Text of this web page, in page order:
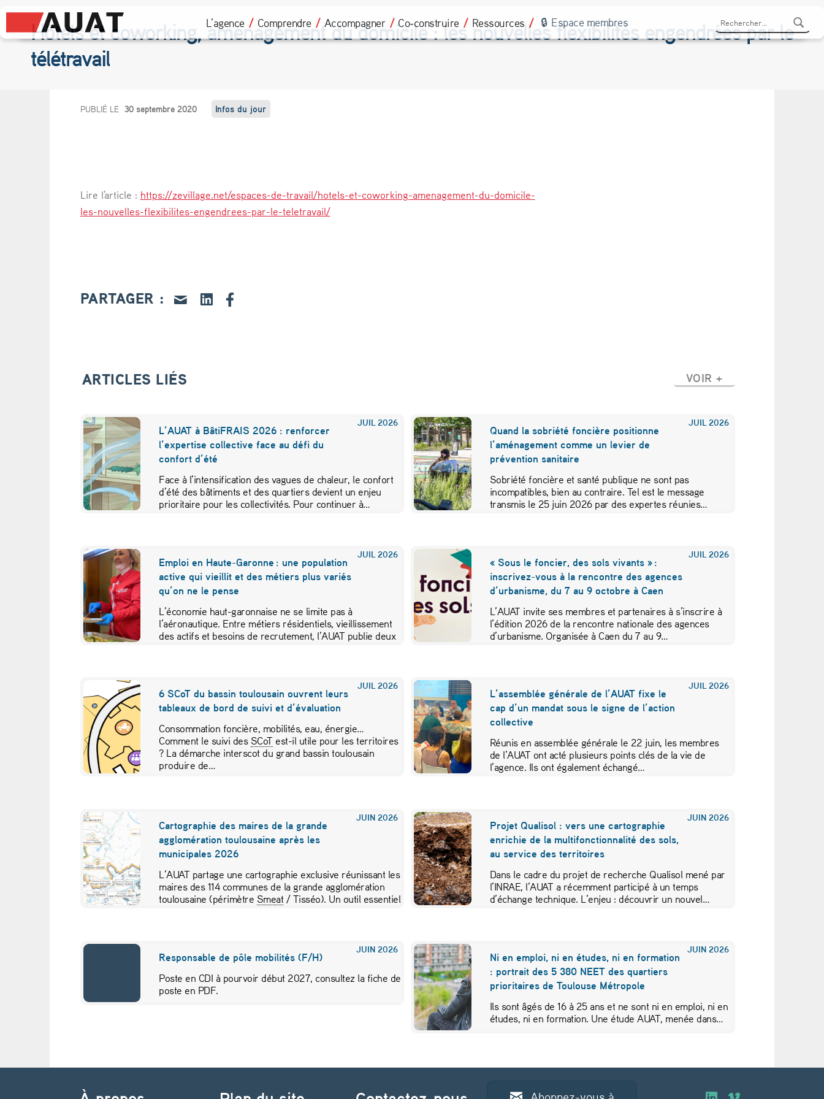
L’agence Comprendre Accompagner Co-construire Ressources Espace membres
Hôtels et coworking, aménagement du domicile : les nouvelles flexibilités engendrées par le
télétravail
H
e
l
t
w
r
k
i
n
,
a
m
é
a
g
e
m
n
t
d
u
o
i
i
l
PUBLIÉ LE 30 septembre 2020 Infos du jour
Lire l'article : https://zevillage.net/espaces-de-travail/hotels-et-coworking-amenagement-du-domicile-
les-nouvelles-flexibilites-engendrees-par-le-teletravail/
PARTAGER :
ARTICLES LIÉS VOIR +
JUIL 2026
L’AUAT à BâtiFRAIS 2026 : renforcer
l’expertise collective face au défi du
confort d’été
Face à l’intensification des vagues de chaleur, le confort
d’été des bâtiments et des quartiers devient un enjeu
prioritaire pour les collectivités. Pour continuer à…
JUIL 2026
Quand la sobriété foncière positionne
l’aménagement comme un levier de
prévention sanitaire
Sobriété foncière et santé publique ne sont pas
incompatibles, bien au contraire. Tel est le message
transmis le 25 juin 2026 par des expertes réunies…
JUIL 2026
Emploi en Haute-Garonne : une population
active qui vieillit et des métiers plus variés
qu’on ne le pense
L’économie haut-garonnaise ne se limite pas à
l’aéronautique. Entre métiers résidentiels, vieillissement
des actifs et besoins de recrutement, l’AUAT publie deux
JUIL 2026
« Sous le foncier, des sols vivants » :
inscrivez-vous à la rencontre des agences
d’urbanisme, du 7 au 9 octobre à Caen
L’AUAT invite ses membres et partenaires à s’inscrire à
l’édition 2026 de la rencontre nationale des agences
d’urbanisme. Organisée à Caen du 7 au 9…
JUIL 2026
6 SCoT du bassin toulousain ouvrent leurs
tableaux de bord de suivi et d’évaluation
Consommation foncière, mobilités, eau, énergie…
Comment le suivi des SCoT est-il utile pour les territoires
? La démarche interscot du grand bassin toulousain
produire de…
JUIL 2026
L’assemblée générale de l’AUAT fixe le
cap d’un mandat sous le signe de l’action
collective
Réunis en assemblée générale le 22 juin, les membres
de l’AUAT ont acté plusieurs points clés de la vie de
l’agence. Ils ont également échangé…
JUIN 2026
Cartographie des maires de la grande
agglomération toulousaine après les
municipales 2026
L’AUAT partage une cartographie exclusive réunissant les
maires des 114 communes de la grande agglomération
toulousaine (périmètre Smeat/ Tisséo). Un outil essentiel
JUIN 2026
Projet Qualisol : vers une cartographie
enrichie de la multifonctionnalité des sols,
au service des territoires
Dans le cadre du projet de recherche Qualisol mené par
l’INRAE, l’AUAT a récemment participé à un temps
d’échange technique. L’enjeu : découvrir un nouvel…
JUIN 2026
Responsable de pôle mobilités (F/H)
Poste en CDI à pourvoir début 2027, consultez la fiche de
poste en PDF.
JUIN 2026
Ni en emploi, ni en études, ni en formation
: portrait des 5 380 NEET des quartiers
prioritaires de Toulouse Métropole
Ils sont âgés de 16 à 25 ans et ne sont ni en emploi, ni en
études, ni en formation. Une étude AUAT, menée dans…
Navigation de l’article